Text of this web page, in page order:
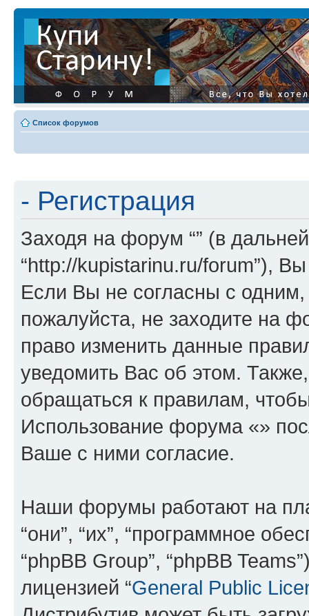
Список форумов
- Регистрация
Заходя на форум “” (в
“http://kupistarinu.ru/forum”),
Если Вы не согласны с
пожалуйста, не заходите на
право изменить данные
уведомить Вас об этом.
обращаться к правилам,
Использование форума «»
Ваше с ними согласие.
Наши форумы работают на
“они”, “их”, “программное
“phpBB Group”, “phpBB
лицензией “General Public